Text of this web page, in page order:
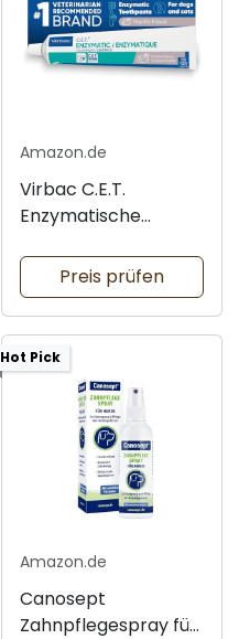
Amazon.de
Virbac C.E.T.
Enzymatische
Preis prüfen
Hot Pick
Amazon.de
Canosept
Zahnpflegespray für